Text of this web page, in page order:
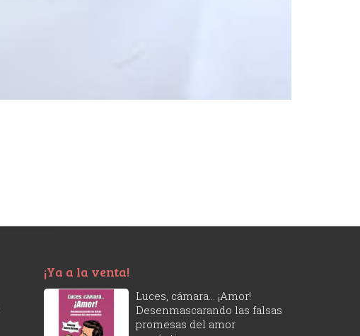
¡Ya a la venta!
Luces, cámara... ¡Amor!
Desenmascarando las falsas
promesas del amor